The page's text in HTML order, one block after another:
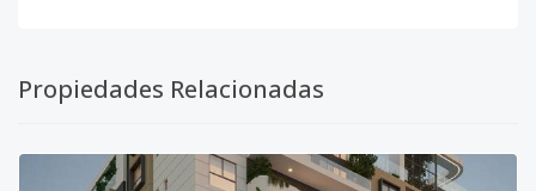
Propiedades Relacionadas